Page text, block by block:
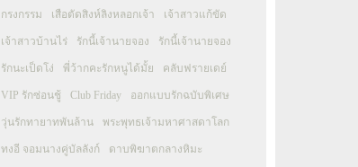
กรงกรรม เสือตัดสิงห์ลิงหลอกเจ้า เจ้าสาวแก้ขัด
เจ้าสาวบ้านไร่ รักนี้เจ้านายจอง รักนี้เจ้านายจอง
รักนะเป็ดโง่ พี่ว้ากคะรักหนูได้มั้ย คลับฟรายเดย์
VIP รักซ่อนชู้ Club Friday ออกแบบรักฉบับพิเศษ
วุ่นรักทายาทพันล้าน พระพุทธเจ้ามหาศาสดาโลก
ทงอี จอมนางคู่บัลลังก์ ดาบพิฆาตกลางหิมะ